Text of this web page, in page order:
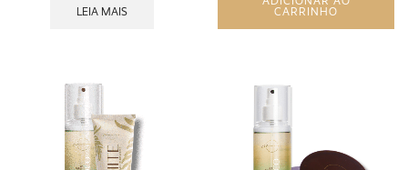
CARRINHO
LEIA MAIS